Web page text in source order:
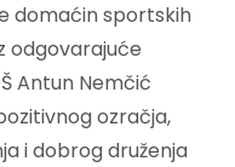
domaćin sportskih
odgovarajuće
Antun Nemčić
ozračja,
i dobrog druženja